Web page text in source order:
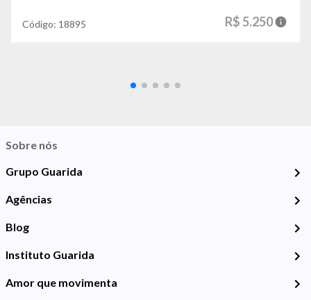
Código: 18895 R$ 5.250
Sobre nós
Grupo Guarida
Agências
Blog
Instituto Guarida
Amor que movimenta